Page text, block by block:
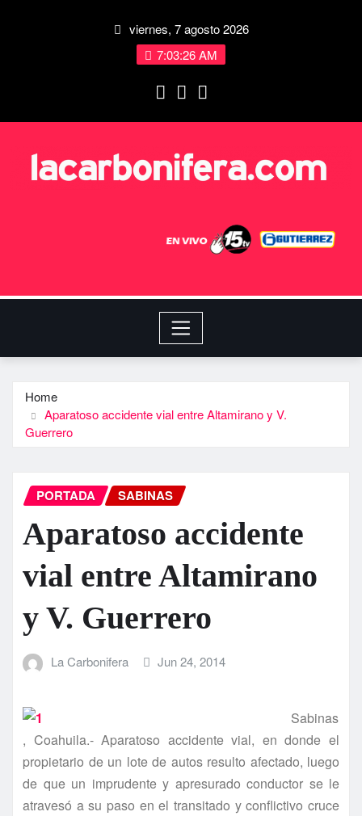
viernes, 7 agosto 2026
7:03:27 AM
Home
Aparatoso accidente vial entre Altamirano y V.
Guerrero
PORTADA SABINAS
Aparatoso accidente
vial entre Altamirano
y V. Guerrero
La Carbonifera Jun 24, 2014
Sabinas
, Coahuila.- Aparatoso accidente vial, en donde el
propietario de un lote de autos resulto afectado, luego
de que un imprudente y apresurado conductor se le
atravesó a su paso en el transitado y conflictivo cruce